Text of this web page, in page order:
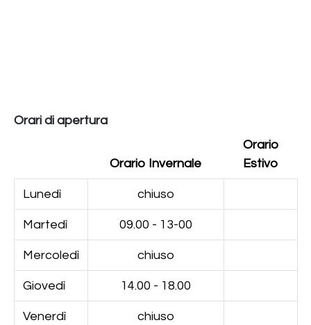
Orari di apertura
Orario Invernale
Orario
Estivo
Lunedì chiuso
Martedì 09.00 - 13-00
Mercoledì chiuso
Giovedì 14.00 - 18.00
Venerdì chiuso